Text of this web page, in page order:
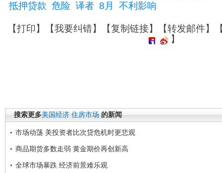
抵押贷款 危险 译者 8月 不利影响
【打印】【我要纠错】【复制链接】【转发邮件】
】
搜索更多美国经济 住房市场 的新闻
市场动荡 美投资者比次贷危机时更悲观
商品期货多数走弱 黄金期价再创新高
全球市场暴跌 经济前景难乐观